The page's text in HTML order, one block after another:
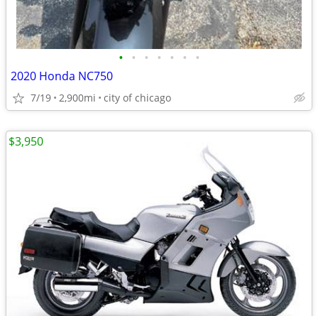
• • • • • • •
2020 Honda NC750
7/19 2,900mi city of chicago
$3,950